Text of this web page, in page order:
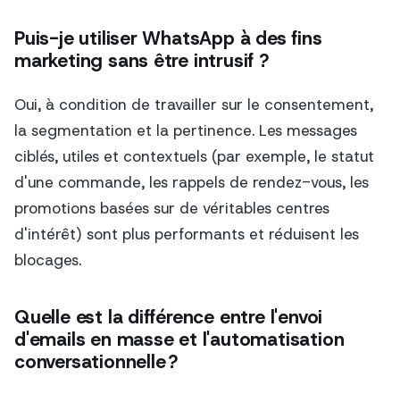
Puis-je utiliser WhatsApp à des fins
marketing sans être intrusif ?
Oui, à condition de travailler sur le consentement,
la segmentation et la pertinence. Les messages
ciblés, utiles et contextuels (par exemple, le statut
d'une commande, les rappels de rendez-vous, les
promotions basées sur de véritables centres
d'intérêt) sont plus performants et réduisent les
blocages.
Quelle est la différence entre l'envoi
d'emails en masse et l'automatisation
conversationnelle ?